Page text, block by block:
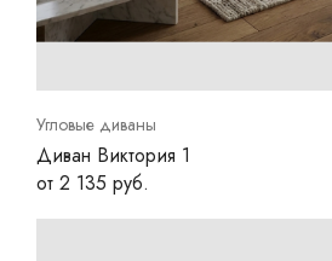
Угловые диваны
Диван Виктория 1
от 2 135 руб.